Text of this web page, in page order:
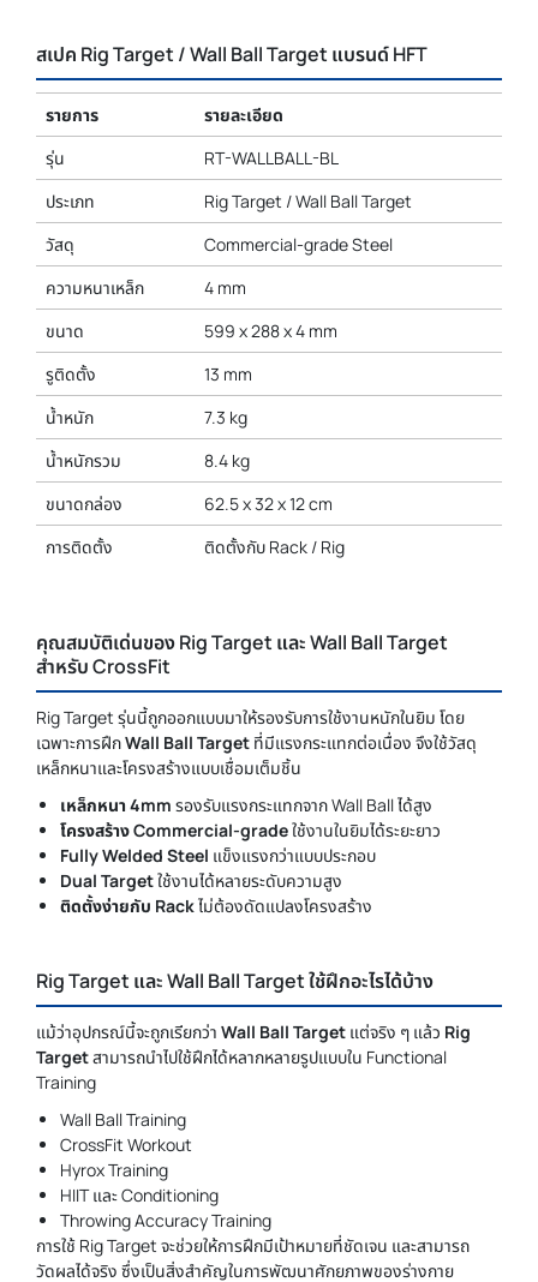
สเปค Rig Target / Wall Ball Target แบรนด์ HFT
รายการ
รายละเอียด
รุ่น
RT-WALLBALL-BL
ประเภท
Rig Target / Wall Ball Target
วัสดุ
Commercial-grade Steel
ความหนาเหล็ก
4 mm
ขนาด
599 x 288 x 4 mm
รูติดตั้ง
13 mm
น้ำหนัก
7.3 kg
น้ำหนักรวม
8.4 kg
ขนาดกล่อง
62.5 x 32 x 12 cm
การติดตั้ง
ติดตั้งกับ Rack / Rig
คุณสมบัติเด่นของ Rig Target และ Wall Ball Target
สำหรับ CrossFit
Rig Target รุ่นนี้ถูกออกแบบมาให้รองรับการใช้งานหนักในยิม โดย
เฉพาะการฝึกWall Ball Target ที่มีแรงกระแทกต่อเนื่อง จึงใช้วัสดุ
เหล็กหนาและโครงสร้างแบบเชื่อมเต็มชิ้น
เหล็กหนา 4mm รองรับแรงกระแทกจาก Wall Ball ได้สูง
โครงสร้าง Commercial-gradeใช้งานในยิมได้ระยะยาว
Fully Welded Steel แข็งแรงกว่าแบบประกอบ
Dual Targetใช้งานได้หลายระดับความสูง
ติดตั้งง่ายกับ Rackไม่ต้องดัดแปลงโครงสร้าง
Rig Target และ Wall Ball Target ใช้ฝึกอะไรได้บ้าง
แม้ว่าอุปกรณ์นี้จะถูกเรียกว่า Wall Ball Target แต่จริง ๆ แล้ว Rig
Targetสามารถนำไปใช้ฝึกได้หลากหลายรูปแบบใน Functional
Training
Wall Ball Training
CrossFit Workout
Hyrox Training
HIIT และ Conditioning
Throwing Accuracy Training
การใช้ Rig Target จะช่วยให้การฝึกมีเป้าหมายที่ชัดเจน และสามารถ
วัดผลได้จริง ซึ่งเป็นสิ่งสำคัญในการพัฒนาศักยภาพของร่างกาย